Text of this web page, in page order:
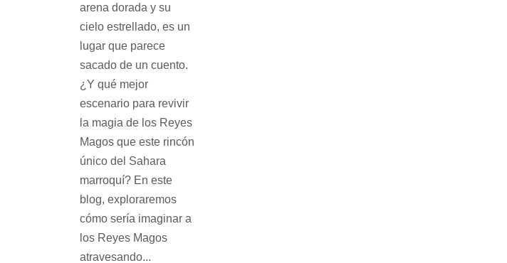
arena dorada y su
cielo estrellado, es un
lugar que parece
sacado de un cuento.
¿Y qué mejor
escenario para revivir
la magia de los Reyes
Magos que este rincón
único del Sahara
marroquí? En este
blog, exploraremos
cómo sería imaginar a
los Reyes Magos
atravesando...